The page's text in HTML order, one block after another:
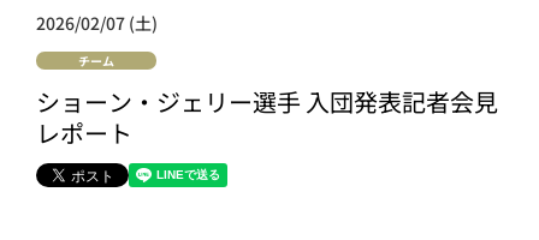
2026/02/07 (土)
チーム
ショーン・ジェリー選手 入団発表記者会見
レポート